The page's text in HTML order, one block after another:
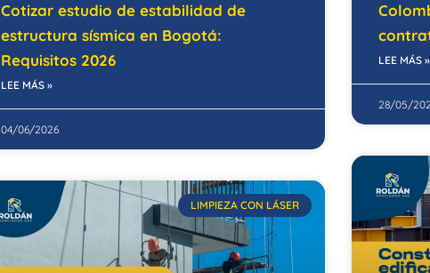
Cotizar estudio de estabilidad de
estructura sísmica en Bogotá:
Requisitos 2026
LEE MÁS »
04/06/2026
LEE MÁS »
28/05/
LIMPIEZA CON LÁSER